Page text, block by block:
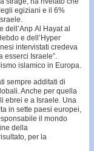
egiziani e il 6%
dell’Anp Al Hayat al
e dell’Hyper
intervistati credeva
esserci Israele”.
islamico in Europa.
sempre additati di
Anche per quella
ebrei e a Israele. Una
in sette paesi europei,
il mondo
della
per la